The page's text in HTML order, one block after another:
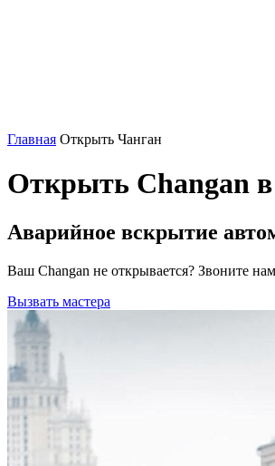
Главная Открыть Чанган
Открыть Changan
Аварийное вскрытие
Ваш Changan не открывается? Звоните
Вызвать мастера